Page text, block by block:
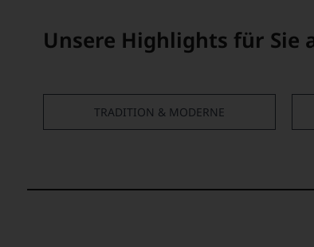
Unsere Highlights für Sie
TRADITION & MODERNE